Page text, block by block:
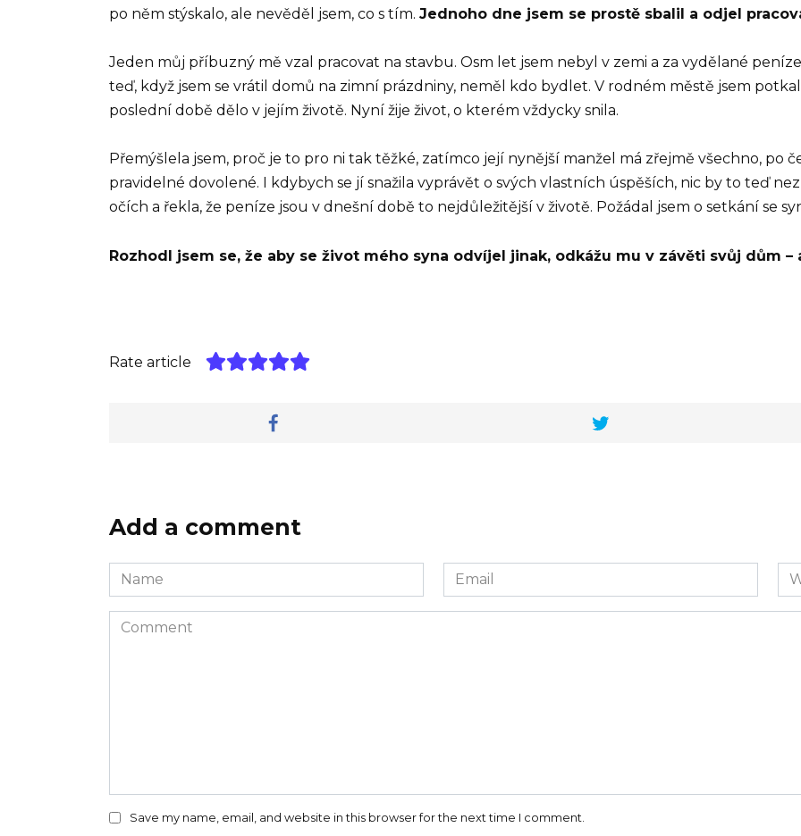
po něm stýskalo, ale nevěděl jsem, co s tím. Jednoho dne jsem se prostě sbalil a odjel
Jeden můj příbuzný mě vzal pracovat na stavbu. Osm let jsem nebyl v zemi a za vydělané
teď, když jsem se vrátil domů na zimní prázdniny, neměl kdo bydlet. V rodném městě jsem
poslední době dělo v jejím životě. Nyní žije život, o kterém vždycky snila.
Přemýšlela jsem, proč je to pro ni tak těžké, zatímco její nynější manžel má zřejmě všechno, po
pravidelné dovolené. I kdybych se jí snažila vyprávět o svých vlastních úspěších, nic by to teď
očích a řekla, že peníze jsou v dnešní době to nejdůležitější v životě. Požádal jsem o setkání se
Rozhodl jsem se, že aby se život mého syna odvíjel jinak, odkážu mu v závěti svůj dům
Rate article
Add a comment
Name
*
Email
*
Comment
Save my name, email, and website in this browser for the next time I comment.